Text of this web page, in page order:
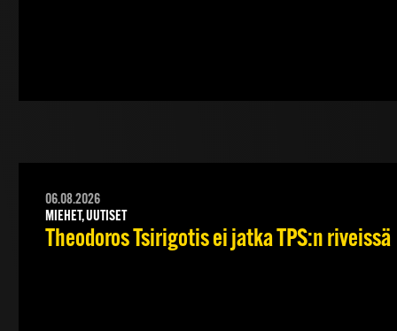
06.08.2026
MIEHET, UUTISET
Theodoros Tsirigotis ei jatka TPS:n riveissä